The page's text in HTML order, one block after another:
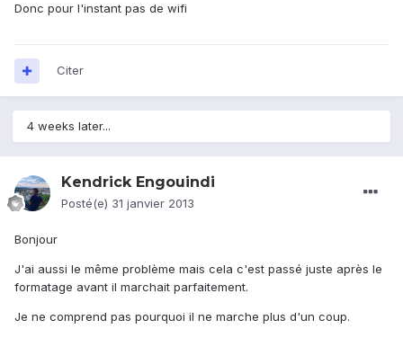
Donc pour l'instant pas de wifi
Citer
4 weeks later...
Kendrick Engouindi
Posté(e) 31 janvier 2013
Bonjour
J'ai aussi le même problème mais cela c'est passé juste après le
formatage avant il marchait parfaitement.
Je ne comprend pas pourquoi il ne marche plus d'un coup.